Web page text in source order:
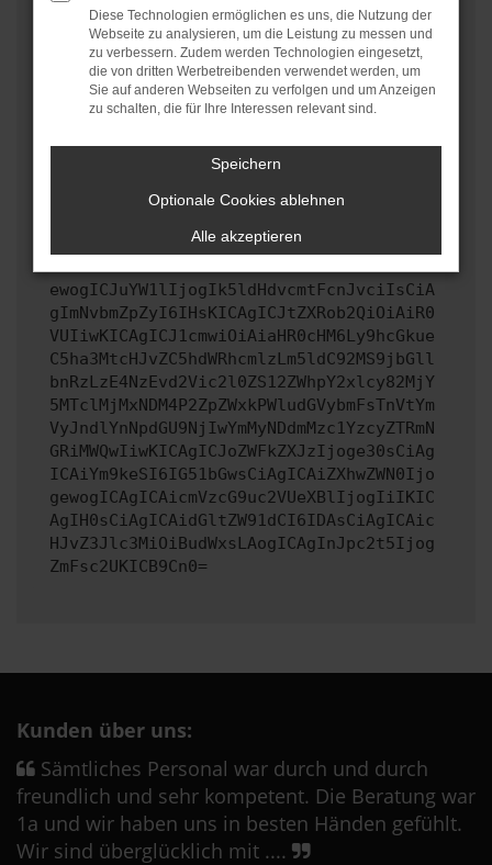
Veraltete Software birgt nicht nur ein
Sicherheitsrisiko, sondern kann auch dazu führen,
dass bestimmte Funktionen nicht mehr unterstützt
werden.
Wende dich an den Webseitenbetreiber.
Wenn du alle oben genannten Schritte versucht hast,
kontaktiere uns bitte. Wir werden versuchen, das
Problem zu beheben. Du kannst uns diesen Text
schicken, um uns bei der Fehlersuche zu
ewogICJuYW1lIjogIk5ldHdvcmtFcnJvciIsCiA
gImNvbmZpZyI6IHsKICAgICJtZXRob2QiOiAiR0
VUIiwKICAgICJ1cmwiOiAiaHR0cHM6Ly9hcGkue
C5ha3MtcHJvZC5hdWRhcmlzLm5ldC92MS9jbGll
bnRzLzE4NzEvd2Vic2l0ZS12ZWhpY2xlcy82MjY
5MTclMjMxNDM4P2ZpZWxkPWludGVybmFsTnVtYm
VyJndlYnNpdGU9NjIwYmMyNDdmMzc1YzcyZTRmN
GRiMWQwIiwKICAgICJoZWFkZXJzIjoge30sCiAg
ICAiYm9keSI6IG51bGwsCiAgICAiZXhwZWN0Ijo
gewogICAgICAicmVzcG9uc2VUeXBlIjogIiIKIC
AgIH0sCiAgICAidGltZW91dCI6IDAsCiAgICAic
HJvZ3Jlc3MiOiBudWxsLAogICAgInJpc2t5Ijog
ZmFsc2UKICB9Cn0=
Kunden über uns:
Sämtliches Personal war durch und durch
freundlich und sehr kompetent. Die Beratung war
1a und wir haben uns in besten Händen gefühlt.
Wir sind überglücklich mit ....
Diese Technologien ermöglichen es uns, die Nutzung der
Webseite zu analysieren, um die Leistung zu messen und
zu verbessern. Zudem werden Technologien eingesetzt,
die von dritten Werbetreibenden verwendet werden, um
Sie auf anderen Webseiten zu verfolgen und um Anzeigen
zu schalten, die für Ihre Interessen relevant sind.
Speichern
Optionale Cookies ablehnen
Alle akzeptieren